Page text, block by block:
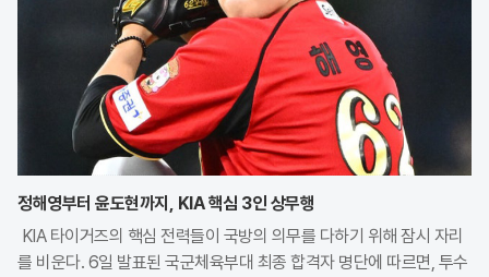
정해영부터 윤도현까지, KIA 핵심 3인 상무행
KIA 타이거즈의 핵심 전력들이 국방의 의무를 다하기 위해 잠시 자리
를 비운다. 6일 발표된 국군체육부대 최종 합격자 명단에 따르면, 투수